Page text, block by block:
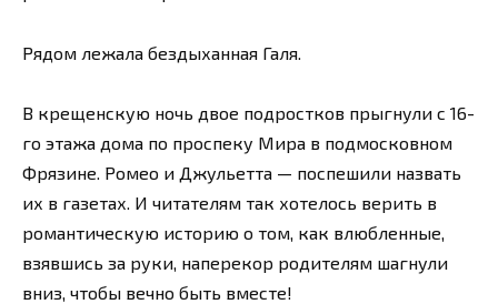
Рядом лежала бездыханная Галя.
В крещенскую ночь двое подростков прыгнули с 16-
го этажа дома по проспеку Мира в подмосковном
Фрязине. Ромео и Джульетта — поспешили назвать
их в газетах. И читателям так хотелось верить в
романтическую историю о том, как влюбленные,
взявшись за руки, наперекор родителям шагнули
вниз, чтобы вечно быть вместе!